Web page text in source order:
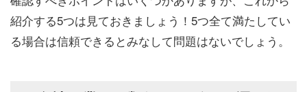
紹介する5つは見ておきましょう！5つ全て満たしてい
る場合は信頼できるとみなして問題はないでしょう。